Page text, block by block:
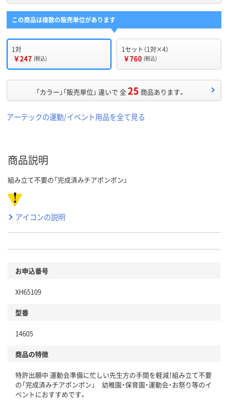
この商品は複数の販売単位があります
1対
￥247 (税込)
1セット（1対×4）
￥760 (税込)
「カラー」「販売単位」 違いで 全25 商品あります。
アーテックの運動/イベント用品を全て見る
商品説明
組み立て不要の「完成済みチアポンポン」
アイコンの説明
お申込番号
XH65109
型番
14605
商品の特徴
特許出願中 運動会準備に忙しい先生方の手間を軽減！組み立て不要
の「完成済みチアポンポン」 幼稚園・保育園・運動会・お祭り等のイ
ベントにおすすめです。